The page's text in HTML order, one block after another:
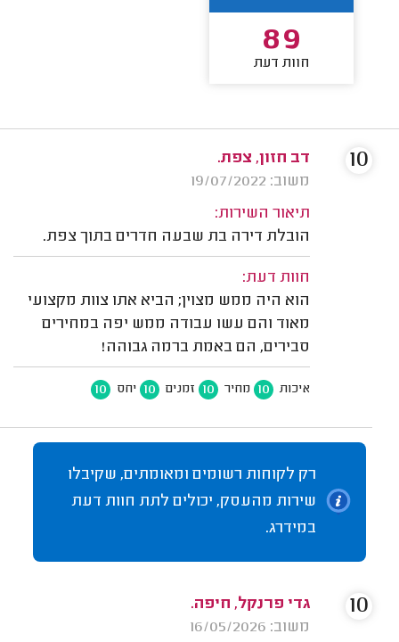
89
חוות דעת
דב חזון, צפת.
משוב: 19/07/2022
תיאור השירות:
הובלת דירה בת שבעה חדרים בתוך צפת.
חוות דעת:
הוא היה ממש מצוין; הביא אתו צוות מקצועי
מאוד והם עשו עבודה ממש יפה במחירים
סבירים, הם באמת ברמה גבוהה!
איכות 10 מחיר 10 זמנים 10 יחס 10
10
רק לקוחות רשומים ומאומתים, שקיבלו
שירות מהעסק, יכולים לתת חוות דעת
במידרג.
גדי פרנקל, חיפה.
משוב: 16/05/2026
10